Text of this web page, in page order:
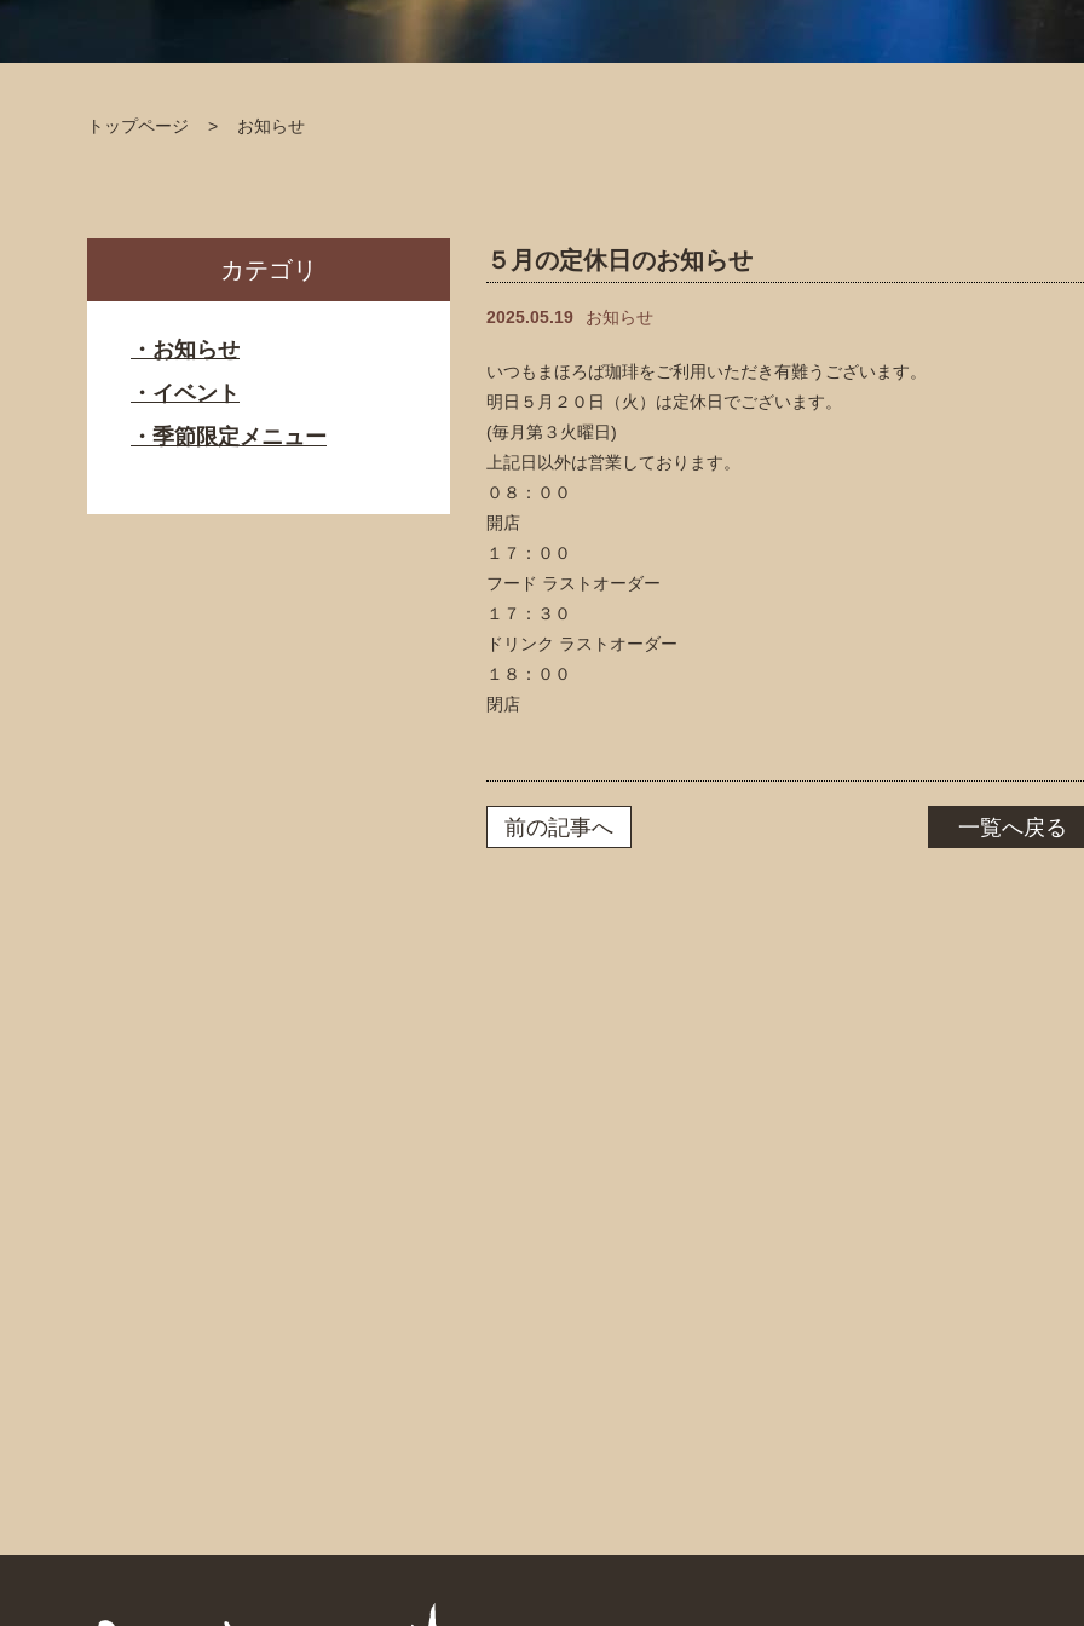
トップページ お知らせ
５月の定休日のお知らせ
2025.05.19 お知らせ
いつもまほろば珈琲をご利用いただき有難うございます。
明日５月２０日（火）は定休日でございます。
(毎月第３火曜日)
上記日以外は営業しております。
０８：００
開店
１７：００
フード ラストオーダー
１７：３０
ドリンク ラストオーダー
１８：００
閉店
前の記事へ 一覧へ戻る
カテゴリ
お知らせ
イベント
季節限定メニュー